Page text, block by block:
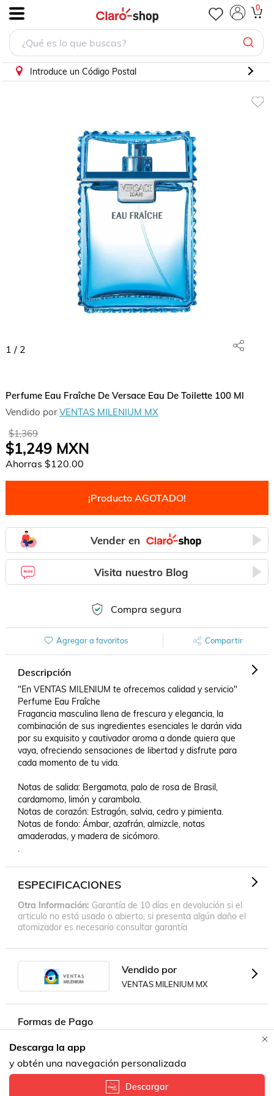
0
Introduce un Código Postal
1 / 2
Perfume Eau Fraîche De Versace Eau De Toilette 100 Ml
Vendido porVENTAS MILENIUM MX
$1,369
$1,249MXN
Ahorras $120.00
¡Producto AGOTADO!
Vender en
Visita nuestro Blog
Compra segura
Agregar a favoritos Compartir
Descripción
"En VENTAS MILENIUM te ofrecemos calidad y servicio"
Perfume Eau Fraîche
Fragancia masculina llena de frescura y elegancia, la
combinación de sus ingredientes esenciales le darán vida
por su exquisito y cautivador aroma a donde quiera que
vaya, ofreciendo sensaciones de libertad y disfrute para
cada momento de tu vida.
Notas de salida: Bergamota, palo de rosa de Brasil,
cardamomo, limón y carambola.
Notas de corazón: Estragón, salvia, cedro y pimienta.
Notas de fondo: Ámbar, azafrán, almizcle, notas
amaderadas, y madera de sicómoro.
.
ESPECIFICACIONES
Otra Información Garantía de 10 días en devolución si el
articulo no está usado o abierto, si presenta algún daño el
atomizador es necesario consultar garantía
Vendido por
VENTAS MILENIUM MX
Formas de Pago
Descarga la app
y obtén una navegación personalizada
Descargar
Perfume Eau Fraîche De Versace Eau De Toilette 100 Ml